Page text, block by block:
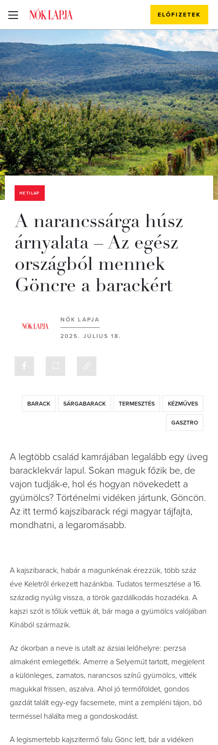
ELŐFIZETEK
HETILAP
A narancssárga húsz
árnyalata – Az egész
országból mennek
Göncre a barackért
NŐK LAPJA
2025. JÚLIUS 18.
BARACK SÁRGABARACK TERMESZTÉS KÉZMŰVES
GASZTRO
A legtöbb család kamrájában legalább egy üveg
baracklekvár lapul. Sokan maguk főzik be, de
vajon tudják-e, hol és hogyan növekedett a
gyümölcs? Történelmi vidéken jártunk, Göncön.
Az itt termő kajszibarack régi magyar tájfajta,
mondhatni, a legaromásabb.
A kajszibarack, habár a magunkénak érezzük, több száz
éve Keletről érkezett hazánkba. Tudatos termesztése a 16.
századig nyúlig vissza, a török gazdálkodás hozadéka. A
kajszi szót is tőlük vettük át, bár maga a gyümölcs valójában
Kínából származik.
Az ókorban a neve is utalt az ázsiai lelőhelyre: perzsa
almaként emlegették. Amerre a Selyemút tartott, megjelent
a különleges, zamatos, narancsos színű gyümölcs, vitték
magukkal frissen, aszalva. Ahol jó termőföldet, gondos
gazdát talált egy-egy facsemete, mint a zempléni tájon, bő
terméssel hálálta meg a gondoskodást.
A legismertebb kajszitermő falu Gönc lett, bár a vidéken